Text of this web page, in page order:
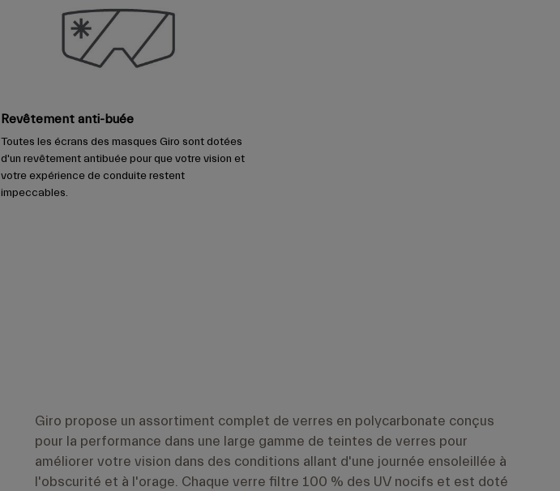
Revêtement anti-buée
Toutes les écrans des masques Giro sont dotées
d'un revêtement antibuée pour que votre vision et
votre expérience de conduite restent
impeccables.
Giro propose un assortiment complet de verres en polycarbonate conçus
pour la performance dans une large gamme de teintes de verres pour
améliorer votre vision dans des conditions allant d'une journée ensoleillée à
l'obscurité et à l'orage. Chaque verre filtre 100 % des UV nocifs et est doté